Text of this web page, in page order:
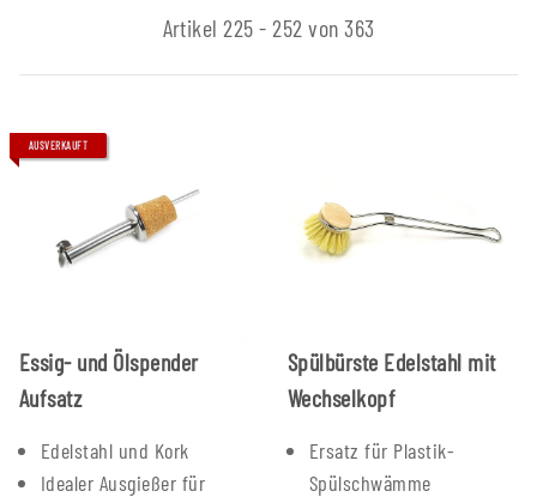
Artikel 225 - 252 von 363
AUSVERKAUFT
Essig- und Ölspender
Aufsatz
Edelstahl und Kork
Idealer Ausgießer für
Spülbürste Edelstahl mit
Wechselkopf
Ersatz für Plastik-
Spülschwämme